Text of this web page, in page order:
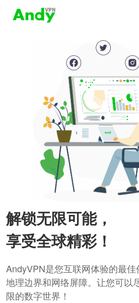
解锁无限可能，
享受全球精彩！
AndyVPN是您互联网体验的最
地理边界和网络屏障。让您可以
限的数字世界！